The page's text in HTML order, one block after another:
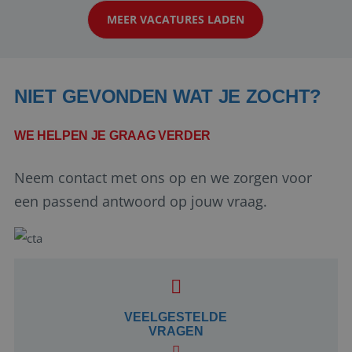
werken: of het nu gaat om vragen ...
MEER VACATURES LADEN
NIET GEVONDEN WAT JE ZOCHT?
WE HELPEN JE GRAAG VERDER
Neem contact met ons op en we zorgen voor
een passend antwoord op jouw vraag.
VEELGESTELDE
VRAGEN
Google Privacy Policy